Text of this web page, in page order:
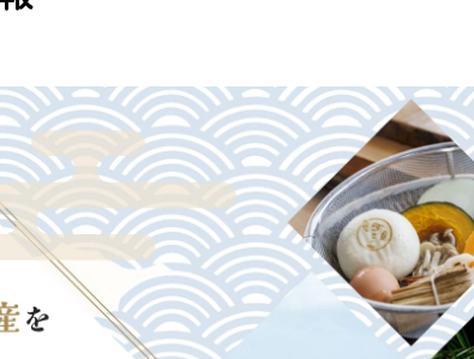
大阪発ポップカルチャー 観光大使
歴史を探索！ 自然・景観を楽しむ
ショッピング 自然・風景
発見！